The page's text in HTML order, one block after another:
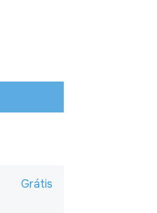
Grátis